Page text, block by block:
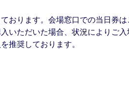
おります。会場窓口での当日券
いただいた場合、状況によりご
推奨しております。